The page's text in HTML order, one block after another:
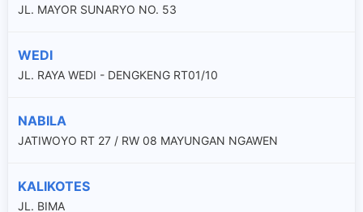
JL. MAYOR SUNARYO NO. 53
WEDI
JL. RAYA WEDI - DENGKENG RT01/10
NABILA
JATIWOYO RT 27 / RW 08 MAYUNGAN NGAWEN
KALIKOTES
JL. BIMA